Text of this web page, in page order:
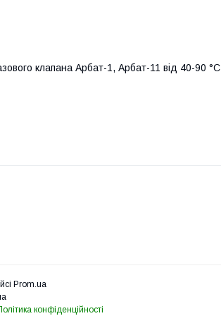
клапана Арбат-1, Арбат-11 від 40-90 °C
Prom.ua
конфіденційності